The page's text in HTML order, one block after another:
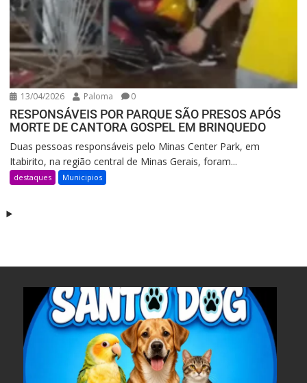
13/04/2026 Paloma 0
RESPONSÁVEIS POR PARQUE SÃO PRESOS APÓS
MORTE DE CANTORA GOSPEL EM BRINQUEDO
Duas pessoas responsáveis pelo Minas Center Park, em
Itabirito, na região central de Minas Gerais, foram...
destaques Municipios